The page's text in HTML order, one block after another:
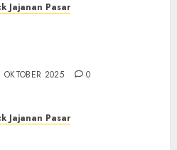
Jajanan Pasar
OKTOBER 2025 0
Jajanan Pasar